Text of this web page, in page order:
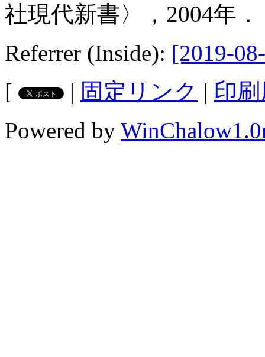
社現代新書〉，2004年．
Referrer (Inside): [2019-
[
| 固定リンク | 印
Powered by